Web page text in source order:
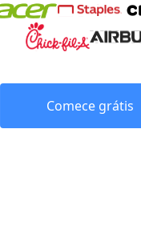
Comece grátis